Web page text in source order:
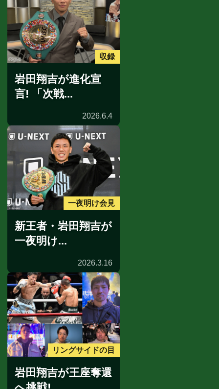
収録
岩田翔吉が進化宣
言! 「次戦...
2026.6.4
一夜明け会見
新王者・岩田翔吉が
一夜明け...
2026.3.16
リングサイドの目
岩田翔吉が王座奪還